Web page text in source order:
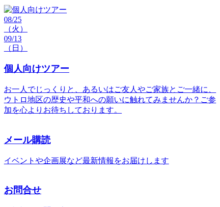
08/25
（火）
09/13
（日）
個人向けツアー
お一人でじっくりと、あるいはご友人やご家族とご一緒に、
ウトロ地区の歴史や平和への願いに触れてみませんか？ご参
加を心よりお待ちしております。
メール購読
イベントや企画展など最新情報をお届けします
お問合せ